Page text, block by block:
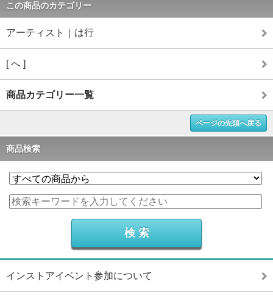
この商品のカテゴリー
アーティスト｜は行
[ へ ]
商品カテゴリー一覧
ページの先頭へ戻る
商品検索
インストアイベント参加について